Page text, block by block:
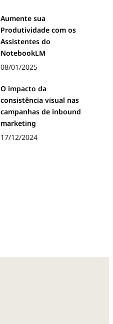
Aumente sua
Produtividade com os
Assistentes do
NotebookLM
08/01/2025
O impacto da
consistência visual nas
campanhas de inbound
marketing
17/12/2024